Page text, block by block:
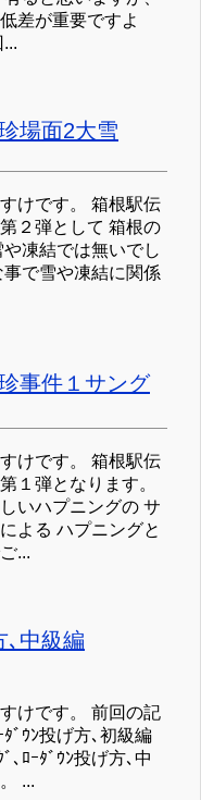
差が重要ですよ
場面2大雪
けです。 箱根駅伝
２弾として 箱根の
凍結では無いでし
事で雪や凍結に関係
事件１サング
けです。 箱根駅伝
１弾となります。
いハプニングの サ
よる ハプニングと
...
､中級編
けです。 前回の記
ﾀﾞｳﾝ投げ方､初級編
､ﾛｰﾀﾞｳﾝ投げ方､中
...